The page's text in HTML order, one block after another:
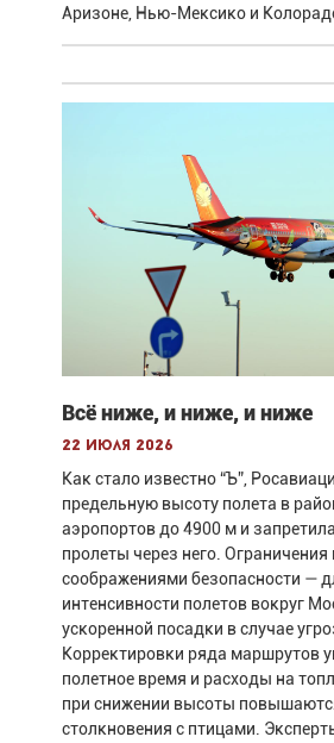
Аризоне, Нью-Мексико и
Всё ниже, и ниже, и ниже
22 июля 2026
Как стало известно “Ъ”,
предельную высоту полета в
аэропортов до 4900 м и
пролеты через него.
соображениями безопасности —
интенсивности полетов вокруг
ускоренной посадки в случае
Корректировки ряда маршрутов
полетное время и расходы на
при снижении высоты
столкновения с птицами.